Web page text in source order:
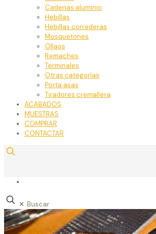
Cadenas aluminio
Hebillas
Hebillas correderas
Mosquetones
Ollaos
Remaches
Terminales
Otras categorías
Porta asas
Tiradores cremallera
ACABADOS
MUESTRAS
COMPRAR
CONTACTAR
✕